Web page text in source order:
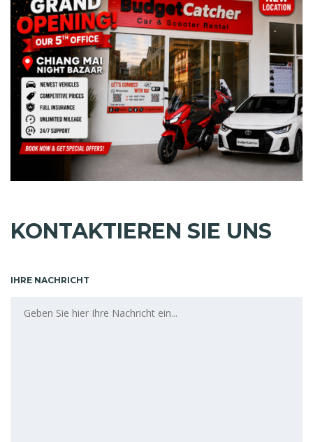
KONTAKTIEREN SIE UNS
IHRE NACHRICHT